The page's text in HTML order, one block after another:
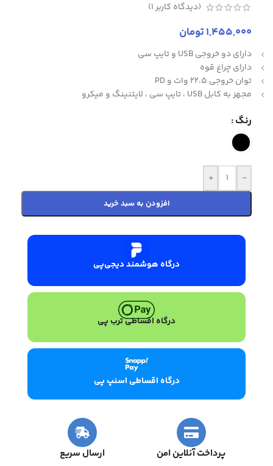
(دیدگاه کاربر1
)
1,455,000تومان
دارای دو خروجی USB و تایپ سی
دارای چراغ قوه
توان خروجی 22.5 وات و PD
مجهز به کابل USB ، تایپ سی ، لایتنینگ و میکرو
رنگ
-
+
افزودن به سبد خرید
درگاه هوشمند دیجی‌پی
درگاه اقساطی ترب پی
درگاه اقساطی اسنپ پی
پرداخت آنلاین امن ارسال سریع